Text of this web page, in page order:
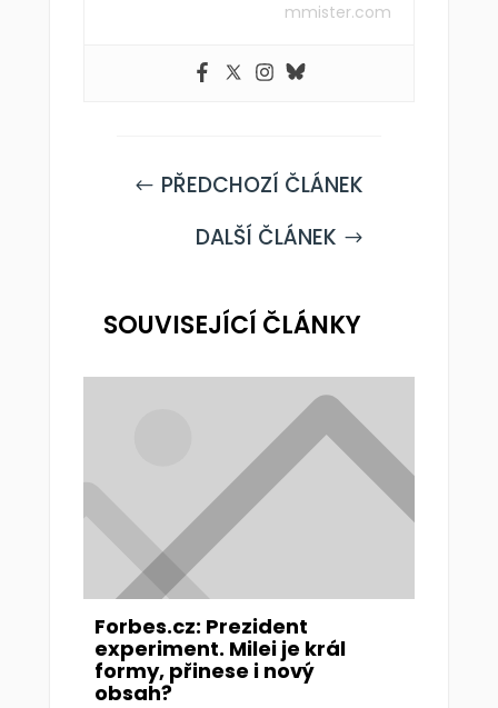
mmister.com
# PŘEDCHOZÍ ČLÁNEK
DALŠÍ ČLÁNEK $
SOUVISEJÍCÍ ČLÁNKY
Forbes.cz: Prezident
experiment. Milei je král
formy, přinese i nový
obsah?